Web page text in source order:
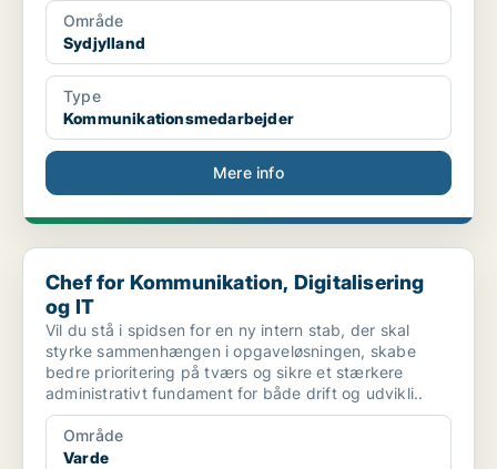
Område
Sydjylland
Type
Kommunikationsmedarbejder
Mere info
Chef for Kommunikation, Digitalisering og IT
Chef for Kommunikation, Digitalisering
og IT
Vil du stå i spidsen for en ny intern stab, der skal
styrke sammenhængen i opgaveløsningen, skabe
bedre prioritering på tværs og sikre et stærkere
administrativt fundament for både drift og udvikli..
Område
Varde